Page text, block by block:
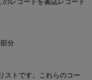
分
ストです。これらのコー